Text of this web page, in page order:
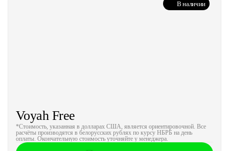
В наличии
Voyah Free
*Стоимость, указанная в долларах США, является ориентировочной. Все
расчёты производятся в белорусских рублях по курсу НБРБ на день
оплаты. Окончательную стоимость уточняйте у менеджера.